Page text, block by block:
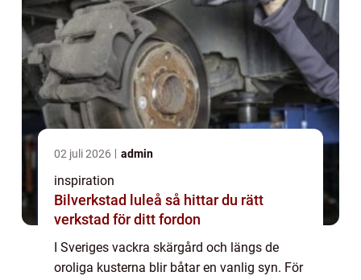
02 juli 2026 admin
inspiration
Bilverkstad luleå så hittar du rätt
verkstad för ditt fordon
I Sveriges vackra skärgård och längs de
oroliga kusterna blir båtar en vanlig syn. För